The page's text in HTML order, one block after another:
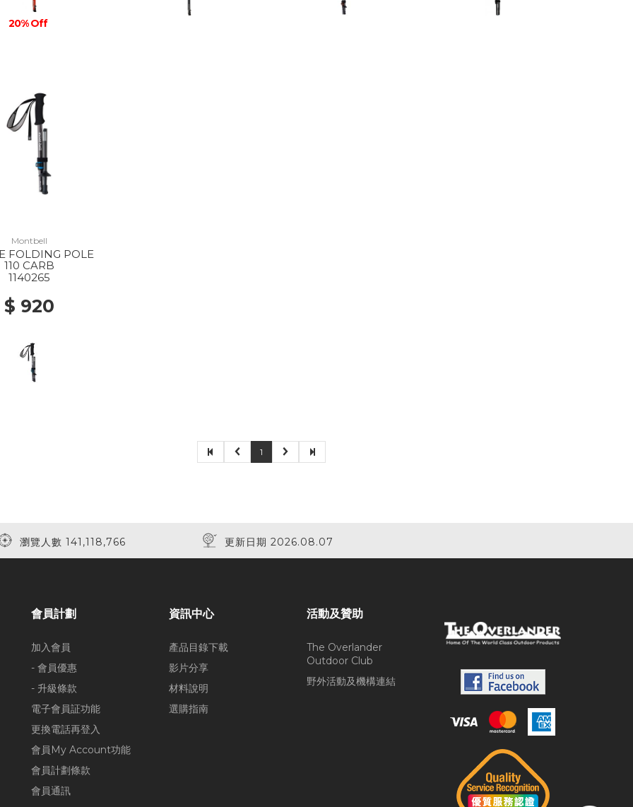
20% Off
Montbell
FOLDING POLE
110 CARB
1140265
$ 920
1
瀏覽人數 141,118,766 更新日期 2026.08.07
會員計劃
加入會員
- 會員優惠
- 升級條款
電子會員証功能
更換電話再登入
會員My Account功能
會員計劃條款
會員通訊
資訊中心
產品目錄下載
影片分享
材料說明
選購指南
活動及贊助
The Overlander
Outdoor Club
野外活動及機構連結